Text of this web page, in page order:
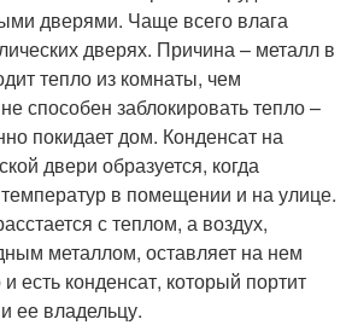
доме
дверями. Чаще всего влага
дверях. Причина – металл в
тепло из комнаты, чем
способен заблокировать тепло –
покидает дом. Конденсат на
двери образуется, когда
температур в помещении и на улице.
с теплом, а воздух,
металлом, оставляет на нем
есть конденсат, который портит
ее владельцу.